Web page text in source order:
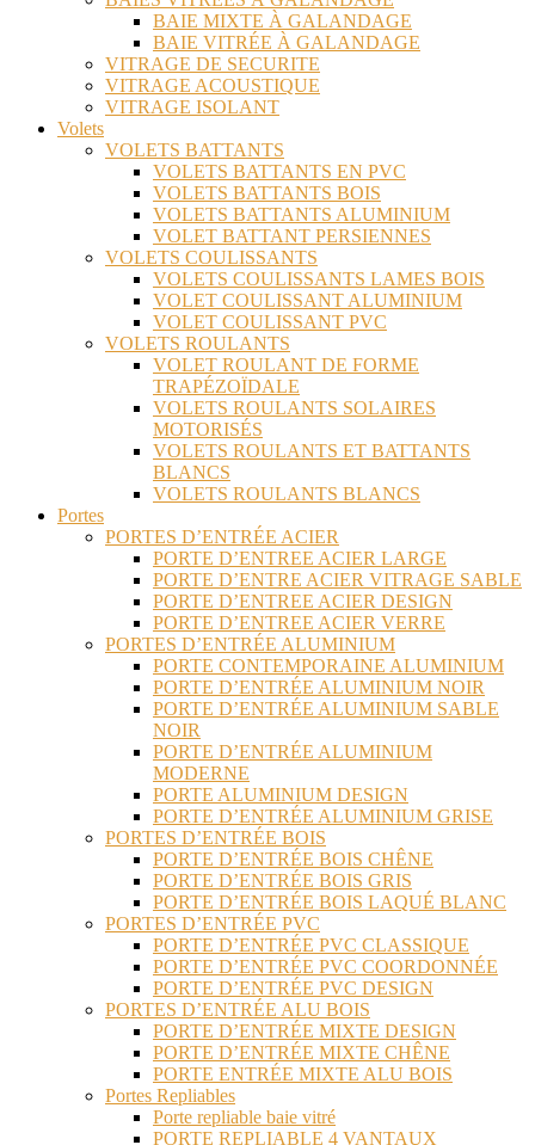
BAIE MIXTE À GALANDAGE
BAIE VITRÉE À GALANDAGE
VITRAGE DE SECURITE
VITRAGE ACOUSTIQUE
VITRAGE ISOLANT
Volets
VOLETS BATTANTS
VOLETS BATTANTS EN PVC
VOLETS BATTANTS BOIS
VOLETS BATTANTS ALUMINIUM
VOLET BATTANT PERSIENNES
VOLETS COULISSANTS
VOLETS COULISSANTS LAMES BOIS
VOLET COULISSANT ALUMINIUM
VOLET COULISSANT PVC
VOLETS ROULANTS
VOLET ROULANT DE FORME
TRAPÉZOÏDALE
VOLETS ROULANTS SOLAIRES
MOTORISÉS
VOLETS ROULANTS ET BATTANTS
BLANCS
VOLETS ROULANTS BLANCS
Portes
PORTES D’ENTRÉE ACIER
PORTE D’ENTREE ACIER LARGE
PORTE D’ENTRE ACIER VITRAGE SABLE
PORTE D’ENTREE ACIER DESIGN
PORTE D’ENTREE ACIER VERRE
PORTES D’ENTRÉE ALUMINIUM
PORTE CONTEMPORAINE ALUMINIUM
PORTE D’ENTRÉE ALUMINIUM NOIR
PORTE D’ENTRÉE ALUMINIUM SABLE
NOIR
PORTE D’ENTRÉE ALUMINIUM
MODERNE
PORTE ALUMINIUM DESIGN
PORTE D’ENTRÉE ALUMINIUM GRISE
PORTES D’ENTRÉE BOIS
PORTE D’ENTRÉE BOIS CHÊNE
PORTE D’ENTRÉE BOIS GRIS
PORTE D’ENTRÉE BOIS LAQUÉ BLANC
PORTES D’ENTRÉE PVC
PORTE D’ENTRÉE PVC CLASSIQUE
PORTE D’ENTRÉE PVC COORDONNÉE
PORTE D’ENTRÉE PVC DESIGN
PORTES D’ENTRÉE ALU BOIS
PORTE D’ENTRÉE MIXTE DESIGN
PORTE D’ENTRÉE MIXTE CHÊNE
PORTE ENTRÉE MIXTE ALU BOIS
Portes Repliables
Porte repliable baie vitré
PORTE REPLIABLE 4 VANTAUX